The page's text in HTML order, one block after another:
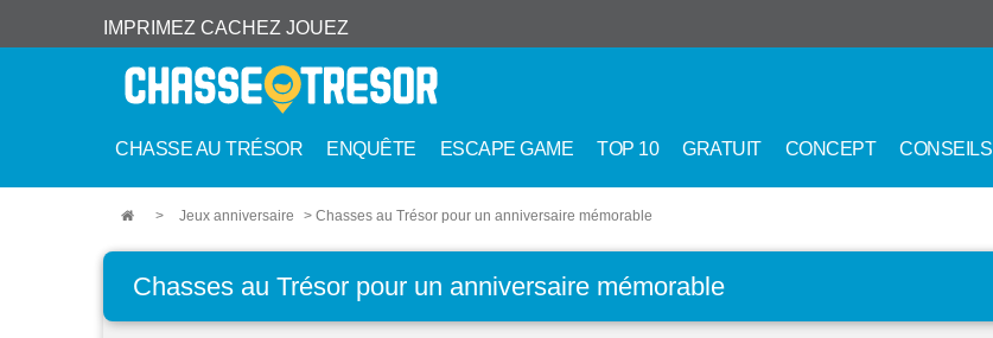
IMPRIMEZ CACHEZ JOUEZ
CHASSE AU TRÉSOR ENQUÊTE ESCAPE GAME TOP 10 GRATUIT CONCEPT CONSEILS
> Jeux anniversaire > Chasses au Trésor pour un anniversaire mémorable
Chasses au Trésor pour un anniversaire mémorable